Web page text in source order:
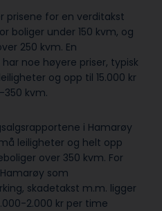
prisene for en verditakst
boliger under 150 kvm, og
250 kvm. En
noe høyere priser, typisk
og opp til 15.000 kr
kvm.
i Hamarøy
leiligheter og helt opp
over 350 kvm. For
som
skadetakst m.m. ligger
2.000 kr per time